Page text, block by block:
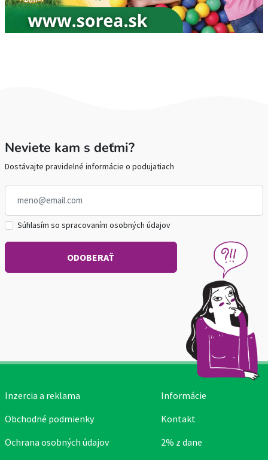
Neviete kam s deťmi?
Dostávajte pravidelné informácie o podujatiach
Súhlasím so spracovaním osobných údajov
Inzercia a reklama
Obchodné podmienky
Ochrana osobných údajov
Informácie
Kontakt
2% z dane